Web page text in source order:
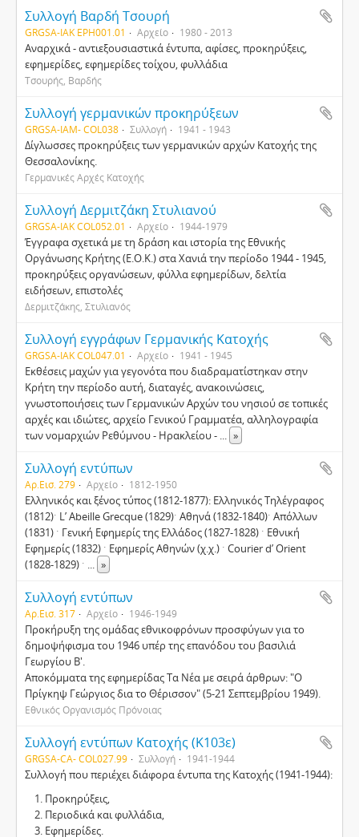
Συλλογή Βαρδή Τσουρή
GRGSA-IAK EPH001.01 Αρχείο 1980 - 2013
Αναρχικά - αντιεξουσιαστικά έντυπα, αφίσες, προκηρύξεις,
εφημερίδες, εφημερίδες τοίχου, φυλλάδια
Τσουρής, Βαρδής
Συλλογή γερμανικών προκηρύξεων
GRGSA-IAM- COL038 Συλλογή 1941 - 1943
Δίγλωσσες προκηρύξεις των γερμανικών αρχών Κατοχής της
Θεσσαλονίκης.
Γερμανικές Αρχές Κατοχής
Συλλογή Δερμιτζάκη Στυλιανού
GRGSA-IAK COL052.01 Αρχείο 1944-1979
Έγγραφα σχετικά με τη δράση και ιστορία της Εθνικής
Οργάνωσης Κρήτης (Ε.Ο.Κ.) στα Χανιά την περίοδο 1944 - 1945,
προκηρύξεις οργανώσεων, φύλλα εφημερίδων, δελτία
ειδήσεων, επιστολές
Δερμιτζάκης, Στυλιανός
Συλλογή εγγράφων Γερμανικής Κατοχής
GRGSA-IAK COL047.01 Αρχείο 1941 - 1945
Εκθέσεις μαχών για γεγονότα που διαδραματίστηκαν στην
Κρήτη την περίοδο αυτή, διαταγές, ανακοινώσεις,
γνωστοποιήσεις των Γερμανικών Αρχών του νησιού σε τοπικές
αρχές και ιδιώτες, αρχείο Γενικού Γραμματέα, αλληλογραφία
των νομαρχιών Ρεθύμνου - Ηρακλείου - ... »
Συλλογή εντύπων
Αρ.Εισ. 279 Αρχείο 1812-1950
Ελληνικός και ξένος τύπος (1812-1877): Ελληνικός Τηλέγραφος
(1812)ˑ L’ Abeille Grecque (1829)ˑ Αθηνά (1832-1840)ˑ Απόλλων
(1831) ˑ Γενική Εφημερίς της Ελλάδος (1827-1828) ˑ Εθνική
Εφημερίς (1832) ˑ Εφημερίς Αθηνών (χ.χ.) ˑ Courier d’ Orient
(1828-1829) ˑ ... »
Συλλογή εντύπων
Αρ.Εισ. 317 Αρχείο 1946-1949
Προκήρυξη της ομάδας εθνικοφρόνων προσφύγων για το
δημοψήφισμα του 1946 υπέρ της επανόδου του βασιλιά
Γεωργίου Β'.
Αποκόμματα της εφημερίδας Τα Νέα με σειρά άρθρων: "Ο
Πρίγκηψ Γεώργιος δια το Θέρισσον" (5-21 Σεπτεμβρίου 1949).
Εθνικός Οργανισμός Πρόνοιας
Συλλογή εντύπων Κατοχής (Κ103ε)
GRGSA-CA- COL027.99 Συλλογή 1941-1944
Συλλογή που περιέχει διάφορα έντυπα της Κατοχής (1941-1944):
Προκηρύξεις,
Περιοδικά και φυλλάδια,
Εφημερίδες.